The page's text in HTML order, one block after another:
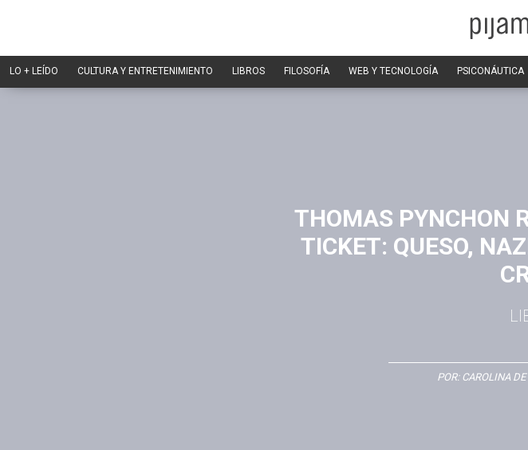
LO + LEÍDO CULTURA Y ENTRETENIMIENTO LIBROS FILOSOFÍA WEB Y TECNOLOGÍA PSICONÁUTICA
THOMAS PYNCHON
TICKET: QUESO,
POR: CAROLINA